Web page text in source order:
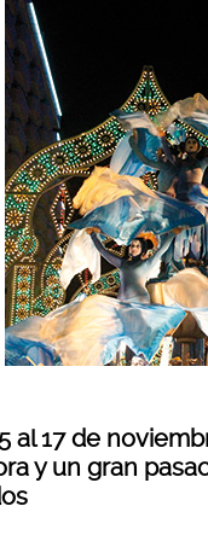
al 17 de
y un gran